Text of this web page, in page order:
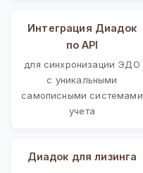
Интеграция Диадок
по API
для синхронизации ЭДО
с уникальными
самописными системами
учета
Диадок для лизинга